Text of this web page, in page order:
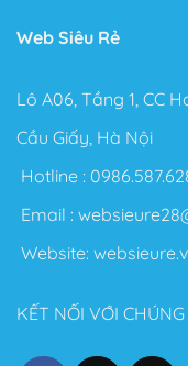
Web Siêu Rẻ
Lô A06, Tầng 1, CC
Cầu Giấy, Hà Nội
Hotline :
Email :
Website:
KẾT NỐI VỚI